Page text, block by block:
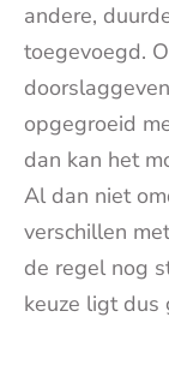
andere,
toegevoegd.
opgegroeid
dan kan het
Al dan niet
verschillen
de regel nog
keuze ligt dus